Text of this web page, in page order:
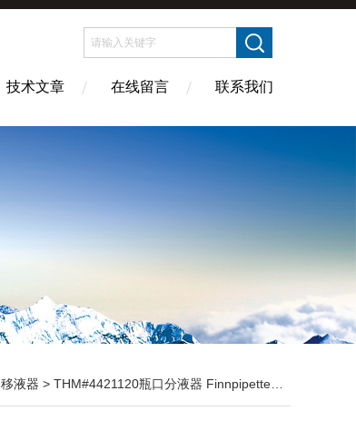
技术文章 在线留言 联系我们
移液器 > THM#4421120瓶口分液器 Finnpipette Dispenser瓶口分液器 0.2-1ml THM#44211